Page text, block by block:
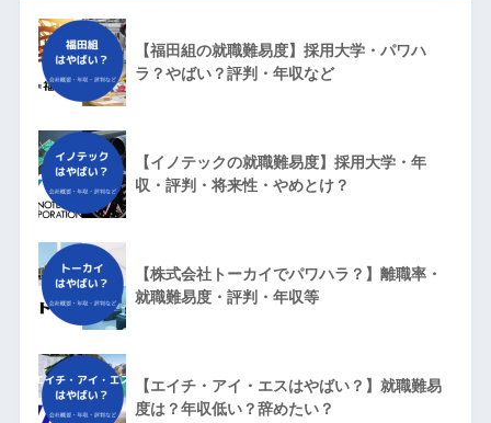
【福田組の就職難易度】採用大学・パワハ
ラ？やばい？評判・年収など
【イノテックの就職難易度】採用大学・年
収・評判・将来性・やめとけ？
【株式会社トーカイでパワハラ？】離職率・
就職難易度・評判・年収等
【エイチ・アイ・エスはやばい？】就職難易
度は？年収低い？辞めたい？